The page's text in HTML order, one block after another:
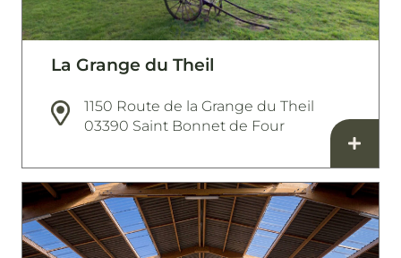
La Grange du Theil
1150 Route de la Grange du Theil
03390 Saint Bonnet de Four